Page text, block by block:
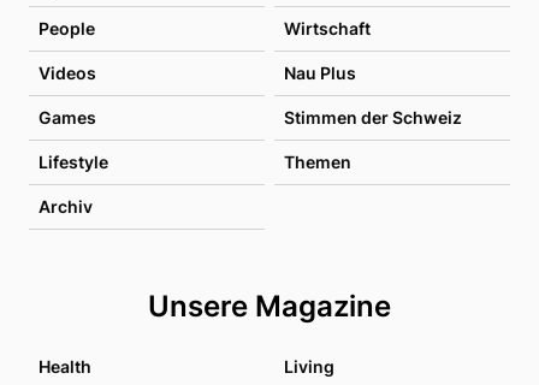
People Wirtschaft
Videos Nau Plus
Games Stimmen der Schweiz
Lifestyle Themen
Archiv
Unsere Magazine
Health Living